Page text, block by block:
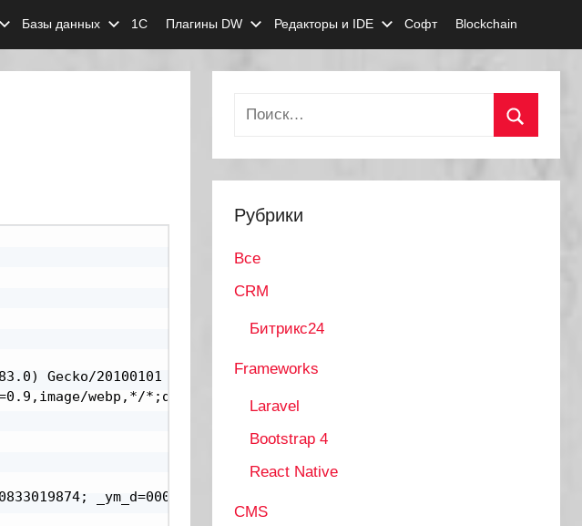
Базы данных 1С Плагины DW Редакторы и IDE Софт Blockchain
Gecko/20100101 Firefox/83.0
webp,*/*;q=0.8
_ym_d=0000000000; __unam=c9c1be2-000000000-00000000-
Найти:
Рубрики
Все
CRM
Битрикс24
Frameworks
Laravel
Bootstrap 4
React Native
CMS